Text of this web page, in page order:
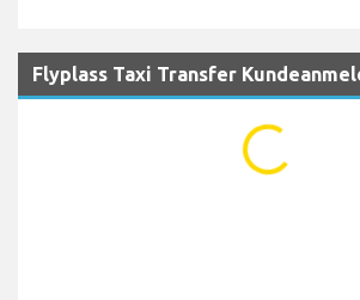
Flyplass Taxi Transfer
...